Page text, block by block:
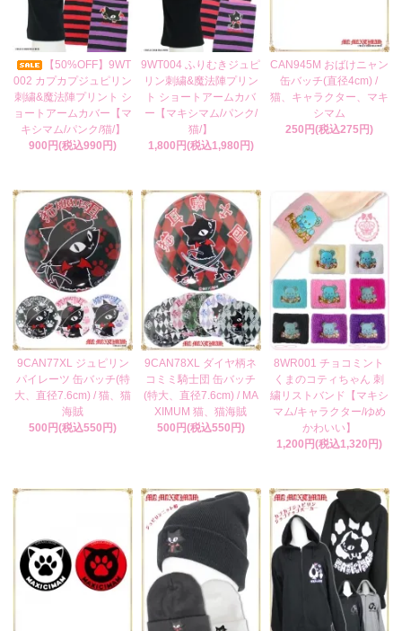
【50%OFF】9WT
002 カプカプジュピリン
刺繍&魔法陣プリント シ
ョートアームカバー【マ
キシマム/パンク/猫/】
900円(税込990円)
9WT004 ふりむきジュピ
リン刺繍&魔法陣プリン
ト ショートアームカバ
ー【マキシマム/パンク/
猫/】
1,800円(税込1,980円)
CAN945M おばけニャン
缶バッチ(直径4cm) /
猫、キャラクター、マキ
シマム
250円(税込275円)
9CAN77XL ジュピリン
パイレーツ 缶バッチ(特
大、直径7.6cm) / 猫、猫
海賊
500円(税込550円)
9CAN78XL ダイヤ柄ネ
コミミ騎士団 缶バッチ
(特大、直径7.6cm) / MA
XIMUM 猫、猫海賊
500円(税込550円)
8WR001 チョコミント
くまのコティちゃん 刺
繍リストバンド【マキシ
マム/キャラクター/ゆめ
かわいい】
1,200円(税込1,320円)